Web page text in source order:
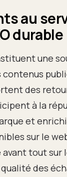
au
durable
une
des
à la
et
sur le
tout sur
des